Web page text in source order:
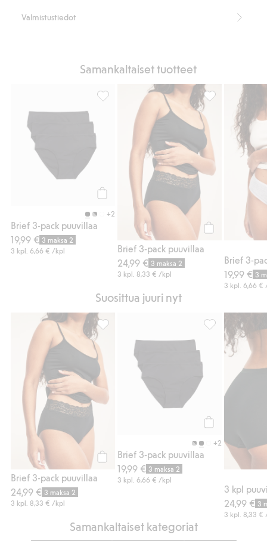
Valmistustiedot
Samankaltaiset tuotteet
+2
Brief 3-pack puuvillaa
19,99 € 3 maksa 2
3 kpl. 6,66 € /kpl
Brief 3-pack puuvillaa, Lisää suosikkeihin
Brief 3-pack puuvillaa
24,99 € 3 maksa 2
3 kpl.8,33 € /kpl
Brief 3-pack
Brief 3-
19,99 € 3
3 kpl.6,66 €
Suosittua juuri nyt
Brief 3-pack puuvillaa
24,99 € 3 maksa 2
3 kpl. 8,33 € /kpl
Brief 3-pack puuvillaa, Lisää suosikkeihin
+2
Brief 3-pack puuvillaa
19,99 € 3 maksa 2
3 kpl.6,66 € /kpl
Brief 3-pack
3 kpl
24,99 € 3
3 kpl.8,33 €
Samankaltaiset kategoriat